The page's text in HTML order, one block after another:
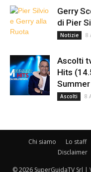
Gerry
di Pier
Notizie 8
Ascolti
Hits
Summer
Ascolti 8
Chi siamo Lo staff
Disclaimer
© 2026 SuperGuidaTV Srl |